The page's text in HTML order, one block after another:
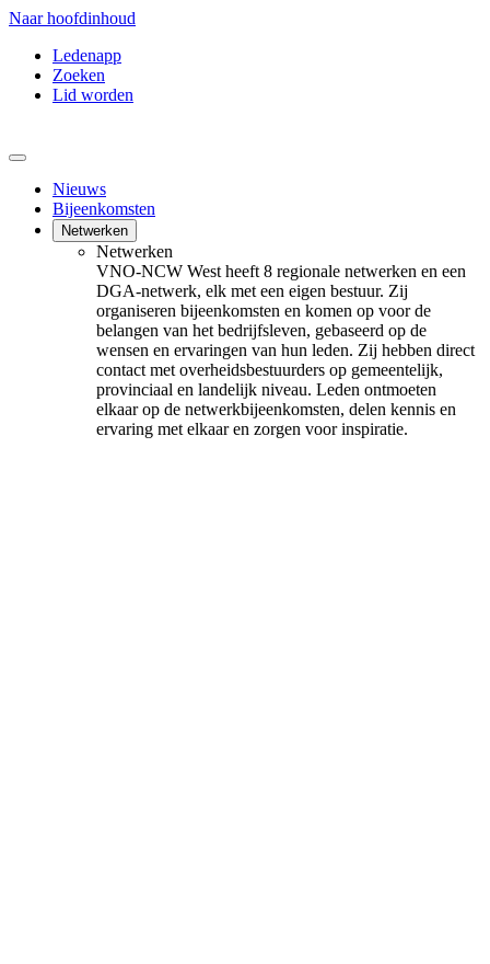
Naar hoofdinhoud
Ledenapp
Zoeken
Lid worden
Nieuws
Bijeenkomsten
Netwerken
Netwerken
VNO-NCW West heeft 8 regionale netwerken en een
DGA-netwerk, elk met een eigen bestuur. Zij
organiseren bijeenkomsten en komen op voor de
belangen van het bedrijfsleven, gebaseerd op de
wensen en ervaringen van hun leden. Zij hebben direct
contact met overheidsbestuurders op gemeentelijk,
provinciaal en landelijk niveau. Leden ontmoeten
elkaar op de netwerkbijeenkomsten, delen kennis en
ervaring met elkaar en zorgen voor inspiratie.